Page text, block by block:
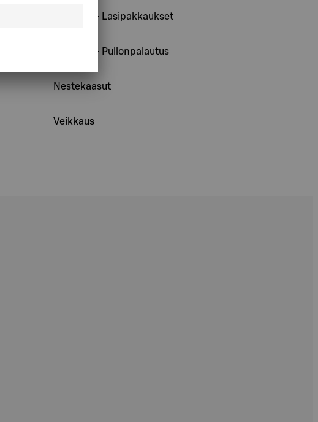
Ekopiste - Lasipakkaukset
Ekopiste - Pullonpalautus
Nestekaasut
Veikkaus